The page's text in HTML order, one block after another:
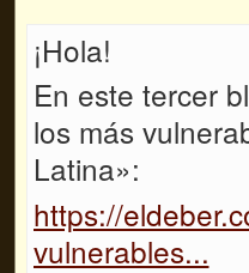
¡Hola!
En este tercer
los más
Latina»:
https://
vulnerables...